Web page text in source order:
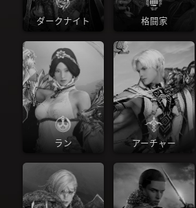
ダークナイト 格闘家
ラン アーチャー